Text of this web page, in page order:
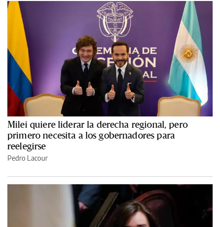
Milei quiere liderar la derecha regional, pero
primero necesita a los gobernadores para
reelegirse
Pedro Lacour